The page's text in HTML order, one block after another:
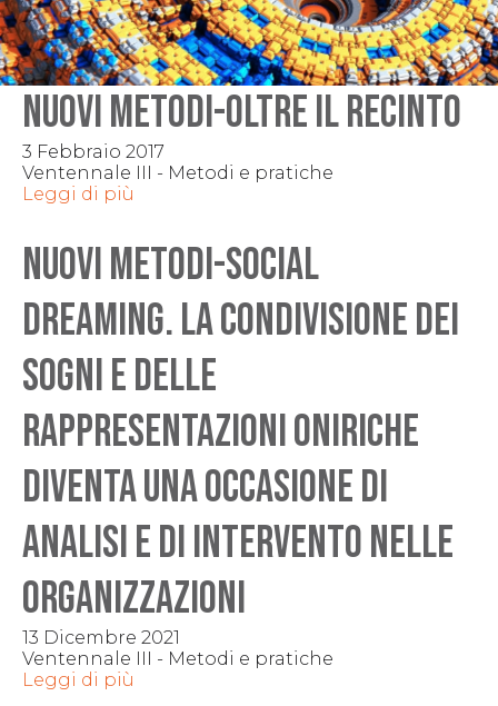
NUOVI METODI-Oltre il recinto
3 Febbraio 2017
Ventennale III - Metodi e pratiche
Leggi di più
NUOVI METODI-Social
Dreaming. La condivisione dei
sogni e delle
rappresentazioni oniriche
diventa una occasione di
analisi e di intervento nelle
organizzazioni
13 Dicembre 2021
Ventennale III - Metodi e pratiche
Leggi di più